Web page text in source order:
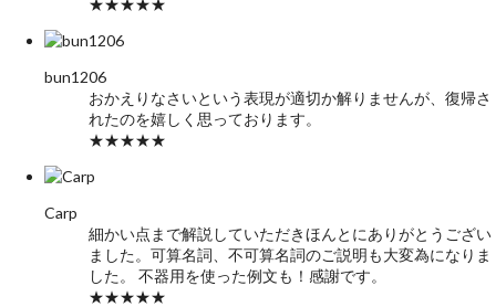
★★★★★
bun1206
おかえりなさいという表現が適切か解りませんが、復帰さ
れたのを嬉しく思っております。
★★★★★
Carp
細かい点まで解説していただきほんとにありがとうござい
ました。可算名詞、不可算名詞のご説明も大変為になりま
した。 不器用を使った例文も！感謝です。
★★★★★